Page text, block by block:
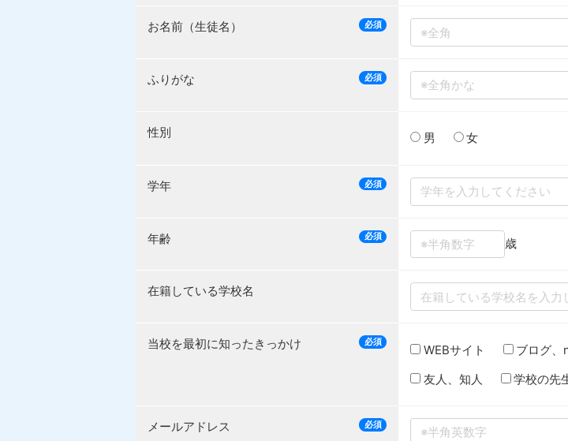
お名前（生徒名） 必須
ふりがな 必須
性別 男 女
学年 必須
年齢 必須
歳
在籍している学校名
当校を最初に知ったきっかけ 必須
WEBサイト ブログ、
友人、知人
学校の先
メールアドレス 必須